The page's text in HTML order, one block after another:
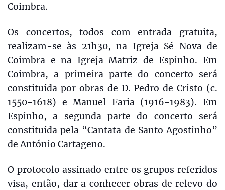
Coimbra.
Os concertos, todos com entrada gratuita,
realizam-se às 21h30, na Igreja Sé Nova de
Coimbra e na Igreja Matriz de Espinho. Em
Coimbra, a primeira parte do concerto será
constituída por obras de D. Pedro de Cristo (c.
1550-1618) e Manuel Faria (1916-1983). Em
Espinho, a segunda parte do concerto será
constituída pela “Cantata de Santo Agostinho”
de António Cartageno.
O protocolo assinado entre os grupos referidos
visa, então, dar a conhecer obras de relevo do